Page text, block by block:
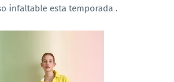
infaltable esta temporada .